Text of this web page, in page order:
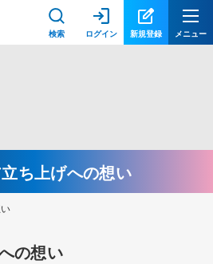
検索 ログイン 新規登録 メニュー
ち上げへの想い
の想い